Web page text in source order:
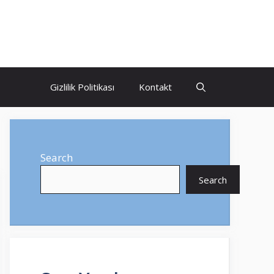
Gizlilik Politikası Kontakt
Search
Search